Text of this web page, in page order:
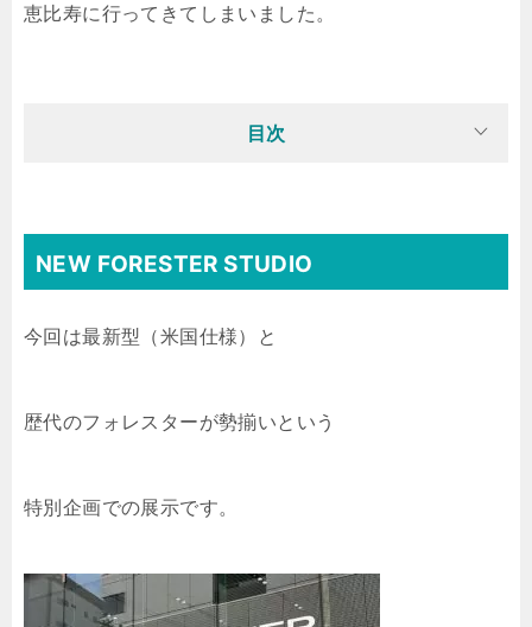
恵比寿に行ってきてしまいました。
目次
NEW FORESTER STUDIO
今回は最新型（米国仕様）と
歴代のフォレスターが勢揃いという
特別企画での展示です。